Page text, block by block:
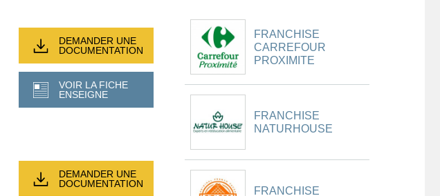
DEMANDER UNE
DOCUMENTATION
VOIR LA FICHE
ENSEIGNE
DEMANDER UNE
DOCUMENTATION
FRANCHISE
CARREFOUR
PROXIMITE
FRANCHISE
NATURHOUSE
FRANCHISE